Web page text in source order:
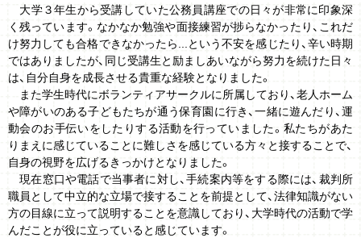
大学３年生から受講していた公務員講座での日々が非常に印象深
く残っています。なかなか勉強や面接練習が捗らなかったり、これだ
け努力しても合格できなかったら...という不安を感じたり、辛い時期
ではありましたが、同じ受講生と励ましあいながら努力を続けた日々
は、自分自身を成長させる貴重な経験となりました。
また学生時代にボランティアサークルに所属しており、老人ホーム
や障がいのある子どもたちが通う保育園に行き、一緒に遊んだり、運
動会のお手伝いをしたりする活動を行っていました。私たちがあた
りまえに感じていることに難しさを感じている方々と接することで、
自身の視野を広げるきっかけとなりました。
現在窓口や電話で当事者に対し、手続案内等をする際には、裁判所
職員として中立的な立場で接することを前提として、法律知識がない
方の目線に立って説明することを意識しており、大学時代の活動で学
んだことが役に立っていると感じています。